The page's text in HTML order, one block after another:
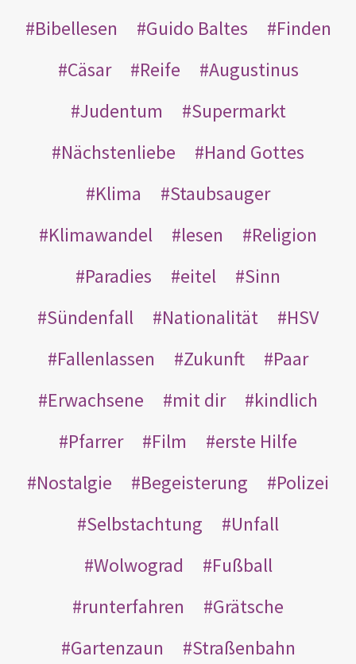
Bibellesen
Guido Baltes
Finden
Cäsar
Reife
Augustinus
Judentum
Supermarkt
Nächstenliebe
Hand Gottes
Klima
Staubsauger
Klimawandel
lesen
Religion
Paradies
eitel
Sinn
Sündenfall
Nationalität
HSV
Fallenlassen
Zukunft
Paar
Erwachsene
mit dir
kindlich
Pfarrer
Film
erste Hilfe
Nostalgie
Begeisterung
Polizei
Selbstachtung
Unfall
Wolwograd
Fußball
runterfahren
Grätsche
Gartenzaun
Straßenbahn